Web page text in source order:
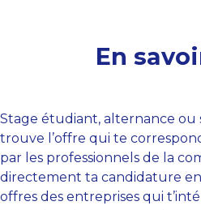
En
Stage étudiant, alternance ou
trouve l’offre qui te
par les professionnels de la
directement ta candidature
offres des entreprises qui